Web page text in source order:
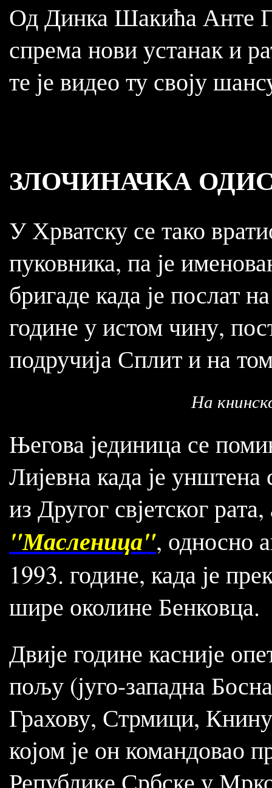
Од Динка Шакића Анте
спрема нови устанак и
те је видео ту своју
ЗЛОЧИНАЧКА
У Хрватску се тако
пуковника, па је
бригаде када је послат
године у истом чину,
подручија Сплит и на
На
Његова јединица се
Лијевна када је
из Другог свјетског
"Масленица", односно
1993. године, када је
шире околине Бенковца.
Двије године касније
пољу (југо-западна
Грахову, Стрмици,
којом је он командовао